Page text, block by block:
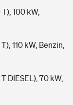
100 kW,
110 kW, Benzin,
DIESEL), 70 kW,